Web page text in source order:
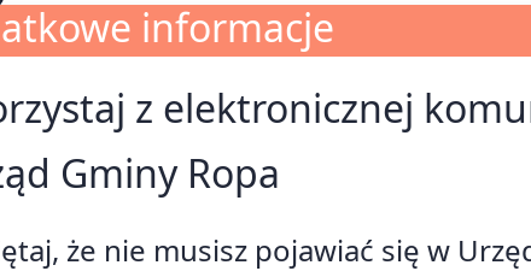
informacje
informacjez elektronicznej
Gminy Ropa
że nie musisz pojawiać się w